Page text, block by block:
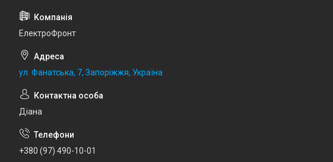
ЕлектроФронт
ул. Фанатська, 7, Запоріжжя, Україна
Діана
+380 (97) 490-10-01